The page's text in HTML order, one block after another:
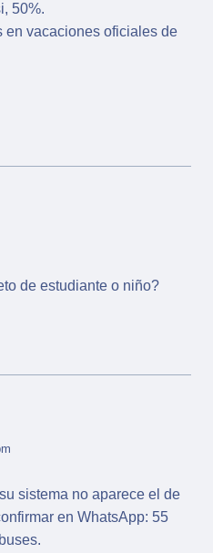
50%.
en vacaciones oficiales de
de estudiante o niño?
sistema no aparece el de
en WhatsApp: 55